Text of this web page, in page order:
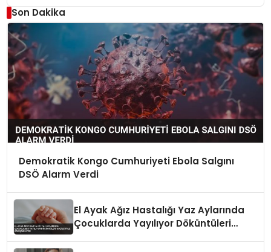
Son Dakika
Demokratik Kongo Cumhuriyeti Ebola Salgını
DSÖ Alarm Verdi
El Ayak Ağız Hastalığı Yaz Aylarında
Çocuklarda Yayılıyor Döküntüleri